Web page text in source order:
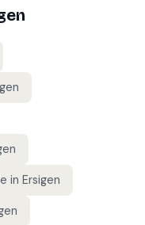
in Ersigen